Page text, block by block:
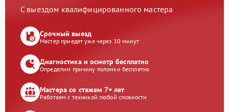
С выездом квалифицированного мастера
Срочный выезд
Мастер приедет уже через 30 минут
Диагностика и осмотр бесплатно
Определим причину поломки бесплатно
Мастера со стажем 7+ лет
Работаем с техникой любой сложности